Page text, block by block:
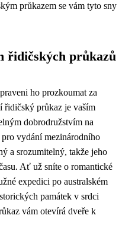
průkazem se vám tyto sny
řidičských průkazů
ho prozkoumat za
řidičský průkaz je vaším
dobrodružstvím na
vydání mezinárodního
a srozumitelný, takže jeho
Ať už sníte o romantické
expedici po australském
památek v srdci
vám otevírá dveře k